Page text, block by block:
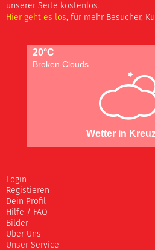
unserer Seite kostenlos.
Hier geht es los, für mehr Besucher,
20°C
Broken Clouds
Wetter in
Login
Registieren
Dein Profil
Hilfe / FAQ
Bilder
Über Uns
Unser Service